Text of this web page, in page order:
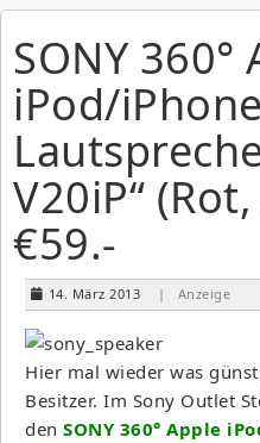
SONY 360°
iPod/
V20iP“
€59.-
14. März 2013 | Anzeige
Hier mal wieder was
Besitzer. Im Sony Outlet
den SONY 360° Apple